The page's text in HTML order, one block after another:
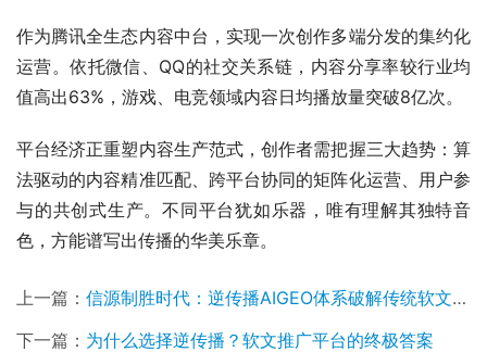
作为腾讯全生态内容中台，实现一次创作多端分发的集约化
运营。依托微信、QQ的社交关系链，内容分享率较行业均
值高出63%，游戏、电竞领域内容日均播放量突破8亿次。
平台经济正重塑内容生产范式，创作者需把握三大趋势：算
法驱动的内容精准匹配、跨平台协同的矩阵化运营、用户参
与的共创式生产。不同平台犹如乐器，唯有理解其独特音
色，方能谱写出传播的华美乐章。
上一篇： 信源制胜时代：逆传播AIGEO体系破解传统软文三大消亡困局
下一篇： 为什么选择逆传播？软文推广平台的终极答案